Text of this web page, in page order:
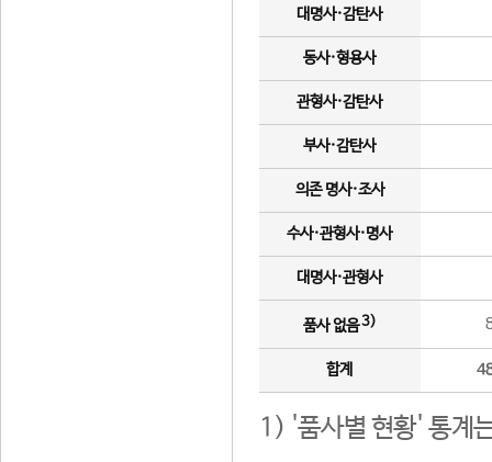
대명사·감탄사
동사·형용사
관형사·감탄사
부사·감탄사
의존 명사·조사
수사·관형사·명사
대명사·관형사
품사 없음3)
합계
1) '품사별 현황' 통계